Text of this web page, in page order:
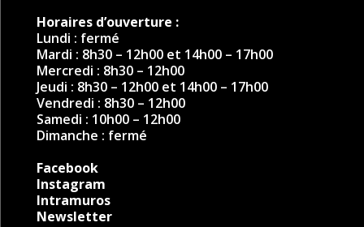
Horaires d’ouverture :
Lundi : fermé
Mardi : 8h30 – 12h00 et 14h00 – 17h00
Mercredi : 8h30 – 12h00
Jeudi : 8h30 – 12h00 et 14h00 – 17h00
Vendredi : 8h30 – 12h00
Samedi : 10h00 – 12h00
Dimanche : fermé
Facebook
Instagram
Intramuros
Newsletter